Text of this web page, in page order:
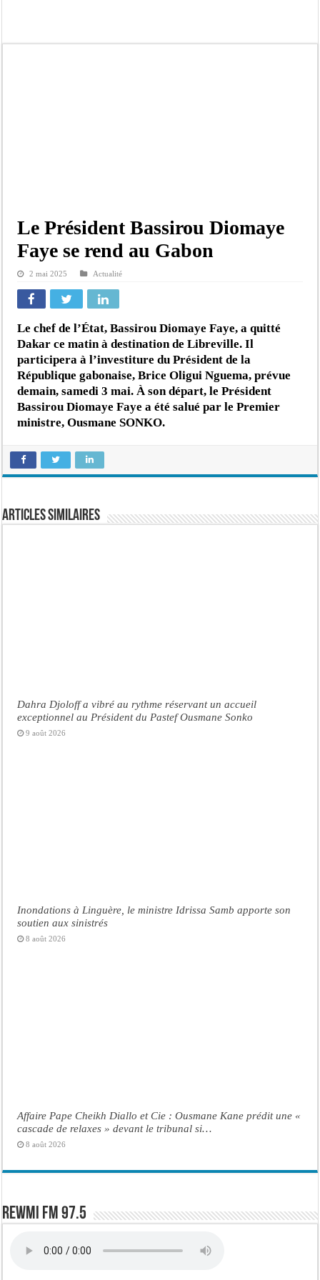
Le Président Bassirou Diomaye
Faye se rend au Gabon
2 mai 2025 Actualité
Le chef de l’État, Bassirou Diomaye Faye, a quitté
Dakar ce matin à destination de Libreville. Il
participera à l’investiture du Président de la
République gabonaise, Brice Oligui Nguema, prévue
demain, samedi 3 mai. À son départ, le Président
Bassirou Diomaye Faye a été salué par le Premier
ministre, Ousmane SONKO.
Articles similaires
Dahra Djoloff a vibré au rythme réservant un accueil
exceptionnel au Président du Pastef Ousmane Sonko
9 août 2026
Inondations à Linguère, le ministre Idrissa Samb apporte son
soutien aux sinistrés
8 août 2026
Affaire Pape Cheikh Diallo et Cie : Ousmane Kane prédit une «
cascade de relaxes » devant le tribunal si…
8 août 2026
Rewmi FM 97.5